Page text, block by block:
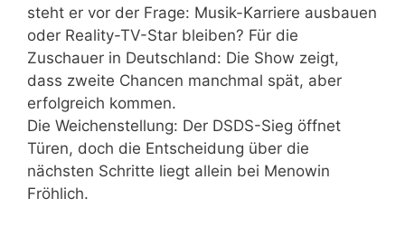
steht er vor der Frage: Musik-Karriere ausbauen
oder Reality-TV-Star bleiben? Für die
Zuschauer in Deutschland: Die Show zeigt,
dass zweite Chancen manchmal spät, aber
erfolgreich kommen.
Die Weichenstellung: Der DSDS-Sieg öffnet
Türen, doch die Entscheidung über die
nächsten Schritte liegt allein bei Menowin
Fröhlich.